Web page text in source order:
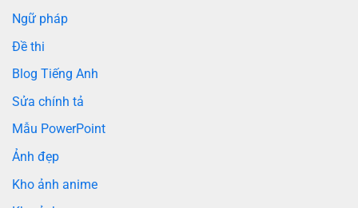
Ngữ pháp
Đề thi
Blog Tiếng Anh
Sửa chính tả
Mẫu PowerPoint
Ảnh đẹp
Kho ảnh anime